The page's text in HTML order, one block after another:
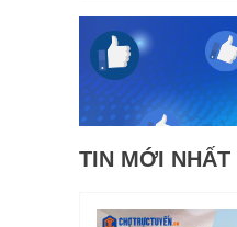
TIN MỚI NHẤT